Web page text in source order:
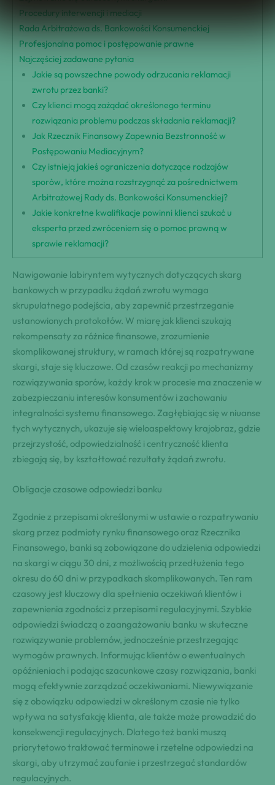
Procedury interwencji i mediacji
Rada Arbitrażowa ds. Bankowości Konsumenckiej
Profesjonalna pomoc i postępowanie prawne
Najczęściej zadawane pytania
Jakie są powszechne powody odrzucania reklamacji
zwrotu przez banki?
Czy klienci mogą zażądać określonego terminu
rozwiązania problemu podczas składania reklamacji?
Jak Rzecznik Finansowy Zapewnia Bezstronność w
Postępowaniu Mediacyjnym?
Czy istnieją jakieś ograniczenia dotyczące rodzajów
sporów, które można rozstrzygnąć za pośrednictwem
Arbitrażowej Rady ds. Bankowości Konsumenckiej?
Jakie konkretne kwalifikacje powinni klienci szukać u
eksperta przed zwróceniem się o pomoc prawną w
sprawie reklamacji?
Nawigowanie labiryntem wytycznych dotyczących skarg
bankowych w przypadku żądań zwrotu wymaga
skrupulatnego podejścia, aby zapewnić przestrzeganie
ustanowionych protokołów. W miarę jak klienci szukają
rekompensaty za różnice finansowe, zrozumienie
skomplikowanej struktury, w ramach której są rozpatrywane
skargi, staje się kluczowe. Od czasów reakcji po mechanizmy
rozwiązywania sporów, każdy krok w procesie ma znaczenie w
zabezpieczaniu interesów konsumentów i zachowaniu
integralności systemu finansowego. Zagłębiając się w niuanse
tych wytycznych, ukazuje się wieloaspektowy krajobraz, gdzie
przejrzystość, odpowiedzialność i centryczność klienta
zbiegają się, by kształtować rezultaty żądań zwrotu.
Obligacje czasowe odpowiedzi banku
Zgodnie z przepisami określonymi w ustawie o rozpatrywaniu
skarg przez podmioty rynku finansowego oraz Rzecznika
Finansowego, banki są zobowiązane do udzielenia odpowiedzi
na skargi w ciągu 30 dni, z możliwością przedłużenia tego
okresu do 60 dni w przypadkach skomplikowanych. Ten ram
czasowy jest kluczowy dla spełnienia oczekiwań klientów i
zapewnienia zgodności z przepisami regulacyjnymi. Szybkie
odpowiedzi świadczą o zaangażowaniu banku w skuteczne
rozwiązywanie problemów, jednocześnie przestrzegając
wymogów prawnych. Informując klientów o ewentualnych
opóźnieniach i podając szacunkowe czasy rozwiązania, banki
mogą efektywnie zarządzać oczekiwaniami. Niewywiązanie
się z obowiązku odpowiedzi w określonym czasie nie tylko
wpływa na satysfakcję klienta, ale także może prowadzić do
konsekwencji regulacyjnych. Dlatego też banki muszą
priorytetowo traktować terminowe i rzetelne odpowiedzi na
skargi, aby utrzymać zaufanie i przestrzegać standardów
regulacyjnych.